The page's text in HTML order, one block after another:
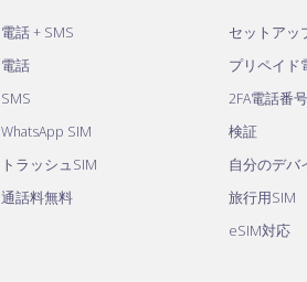
電話 + SMS
電話
SMS
WhatsApp SIM
トラッシュSIM
通話料無料
セットアッ
プリペイド
2FA電話番号
検証
自分のデバ
旅行用SIM
eSIM対応